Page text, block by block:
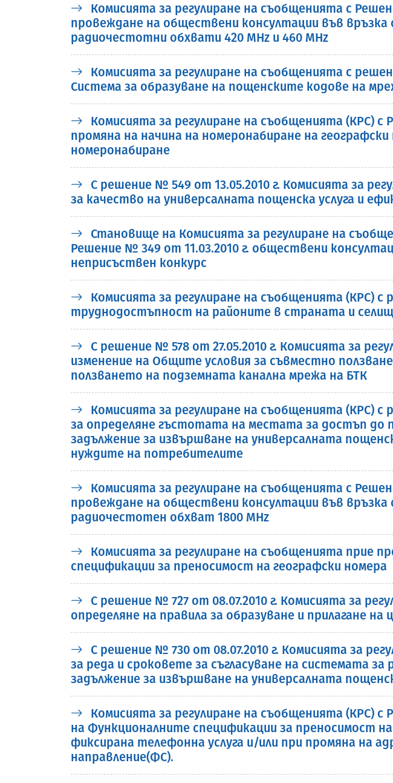
Комисията за регулиране на съобщенията с
провеждане на обществени консултации във връзка
радиочестотни обхвати 420 MHz и 460 MHz
Комисията за регулиране на съобщенията с
Система за образуване на пощенските кодове на
Комисията за регулиране на съобщенията (КРС)
промяна на начина на номеронабиране на
номеронабиране
С решение № 549 от 13.05.2010 г. Комисията за
за качество на универсалната пощенска услуга и
Становище на Комисията за регулиране на
Решение № 349 от 11.03.2010 г. обществени
неприсъствен конкурс
Комисията за регулиране на съобщенията (КРС)
труднодостъпност на районите в страната и
С решение № 578 от 27.05.2010 г. Комисията за
изменение на Общите условия за съвместно
ползването на подземната канална мрежа на БТК
Комисията за регулиране на съобщенията (КРС)
за определяне гъстотата на местата за достъп
задължение за извършване на универсалната
нуждите на потребителите
Комисията за регулиране на съобщенията с
провеждане на обществени консултации във връзка
радиочестотен обхват 1800 MHz
Комисията за регулиране на съобщенията прие
спецификации за преносимост на географски номера
С решение № 727 от 08.07.2010 г. Комисията за
определяне на правила за образуване и прилагане
С решение № 730 от 08.07.2010 г. Комисията за
за реда и сроковете за съгласуване на системата
задължение за извършване на универсалната
Комисията за регулиране на съобщенията (КРС) с
на Функционалните спецификации за преносимост
фиксирана телефонна услуга и/или при промяна на
направление(ФС).